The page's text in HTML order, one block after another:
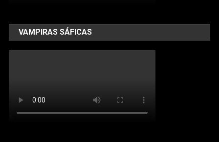
VAMPIRAS SÁFICAS